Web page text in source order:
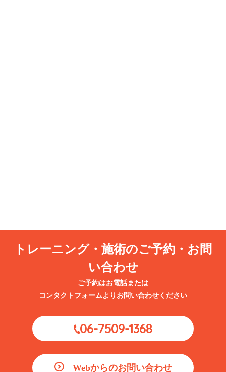
か？｜尼崎市・武庫川でパーソナルトレーニングをお探しの方へ】
トレーニング・施術のご予約・お問
い合わせ
ご予約はお電話または
コンタクトフォームよりお問い合わせください
06-7509-1368
Webからのお問い合わせ